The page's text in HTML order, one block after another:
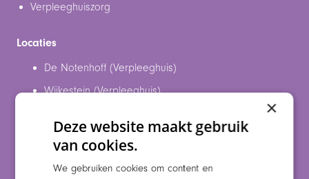
Verpleeghuiszorg
Locaties
De Notenhoff (Verpleeghuis)
Wijkestein (Verpleeghuis)
Maaswaarden
Over ons
×
Deze website maakt gebruik
van cookies.
We gebruiken cookies om content en